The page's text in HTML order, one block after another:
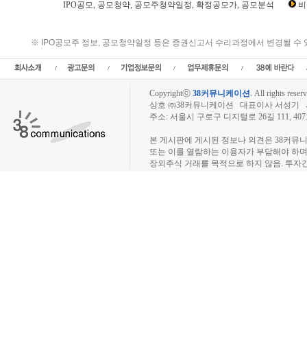
IPO공모, 공모청약, 공모주청약일정, 확정공모가, 공모분석
※ IPO공모주 정보, 공모청약일정 등은 증권신고서 수리과정에서 변경될
Copyrightⓒ 38커뮤니케이션. All rights
상호 ㈜38커뮤니케이션 대표이사 서성기
주소: 서울시 구로구 디지털로 26길 111,
본 게시판에 게시된 정보나 의견은 38커뮤
또는 이를 열람하는 이용자가 부담해야 하
장외주식 거래를 목적으로 하지 않음. 투